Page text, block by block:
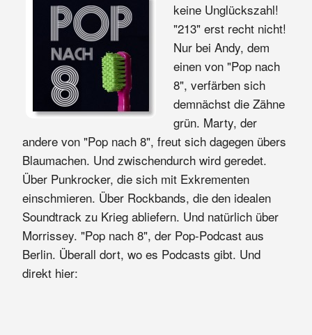
keine Unglückszahl!
"213" erst recht nicht!
Nur bei Andy, dem
einen von "Pop nach
8", verfärben sich
demnächst die Zähne
grün. Marty, der
andere von "Pop nach 8", freut sich dagegen übers
Blaumachen. Und zwischendurch wird geredet.
Über Punkrocker, die sich mit Exkrementen
einschmieren. Über Rockbands, die den idealen
Soundtrack zu Krieg abliefern. Und natürlich über
Morrissey. "Pop nach 8", der Pop-Podcast aus
Berlin. Überall dort, wo es Podcasts gibt. Und
direkt hier: